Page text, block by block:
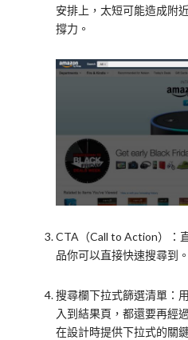
安排上，太短可能造成附
撐力。
CTA（Call to Action）：
品你可以直接快速搜尋到。
搜尋欄下拉式篩選清單：
入到結果頁，都還要再經
在設計時提供下拉式的關